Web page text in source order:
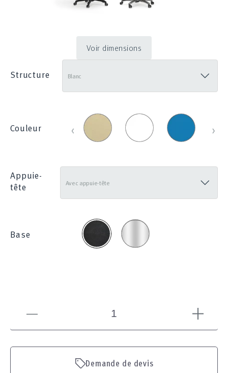
Voir dimensions
Structure
Couleur
Beige
_
830
Blanc_100EBleu
_
1214
‹ ›
Appuie-
tête
Base
Noire Chromée
Demande de devis